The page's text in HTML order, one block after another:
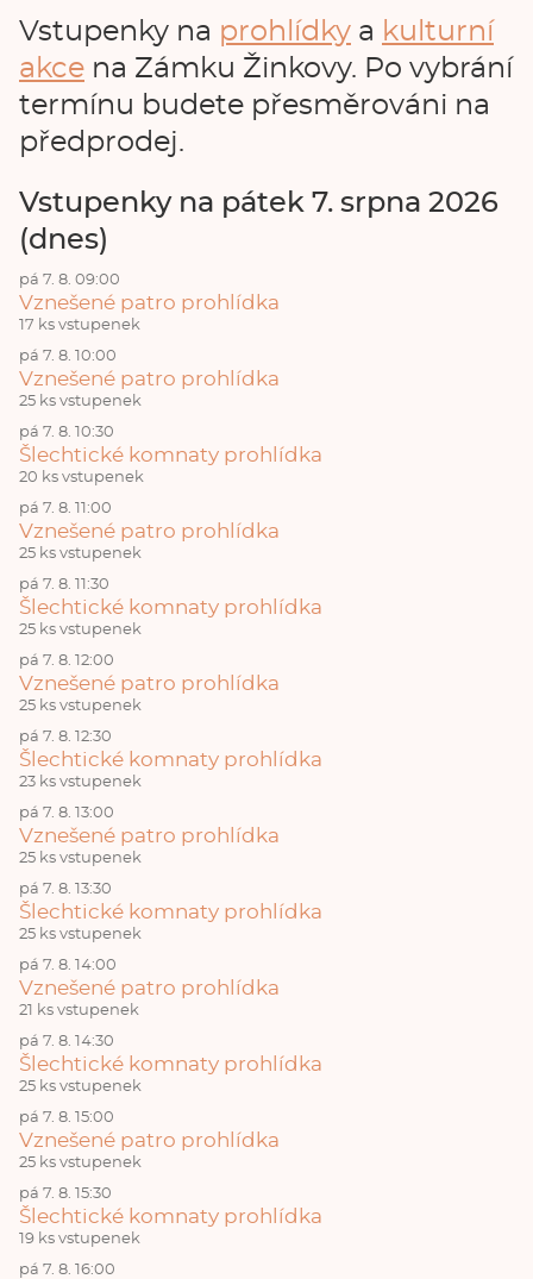
Vstupenky na prohlídky a kulturní
akce na Zámku Žinkovy. Po vybrání
termínu budete přesměrováni na
předprodej.
Vstupenky na pátek 7. srpna 2026
(dnes)
pá 7. 8. 09:00
Vznešené patro prohlídka
17 ks vstupenek
pá 7. 8. 10:00
Vznešené patro prohlídka
25 ks vstupenek
pá 7. 8. 10:30
Šlechtické komnaty prohlídka
20 ks vstupenek
pá 7. 8. 11:00
Vznešené patro prohlídka
25 ks vstupenek
pá 7. 8. 11:30
Šlechtické komnaty prohlídka
25 ks vstupenek
pá 7. 8. 12:00
Vznešené patro prohlídka
25 ks vstupenek
pá 7. 8. 12:30
Šlechtické komnaty prohlídka
23 ks vstupenek
pá 7. 8. 13:00
Vznešené patro prohlídka
25 ks vstupenek
pá 7. 8. 13:30
Šlechtické komnaty prohlídka
25 ks vstupenek
pá 7. 8. 14:00
Vznešené patro prohlídka
21 ks vstupenek
pá 7. 8. 14:30
Šlechtické komnaty prohlídka
25 ks vstupenek
pá 7. 8. 15:00
Vznešené patro prohlídka
25 ks vstupenek
pá 7. 8. 15:30
Šlechtické komnaty prohlídka
19 ks vstupenek
pá 7. 8. 16:00